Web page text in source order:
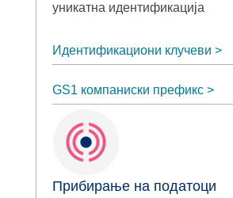
уникатна идентификација
Идентификациони клучеви
GS1 компаниски префикс
Прибирање на податоци